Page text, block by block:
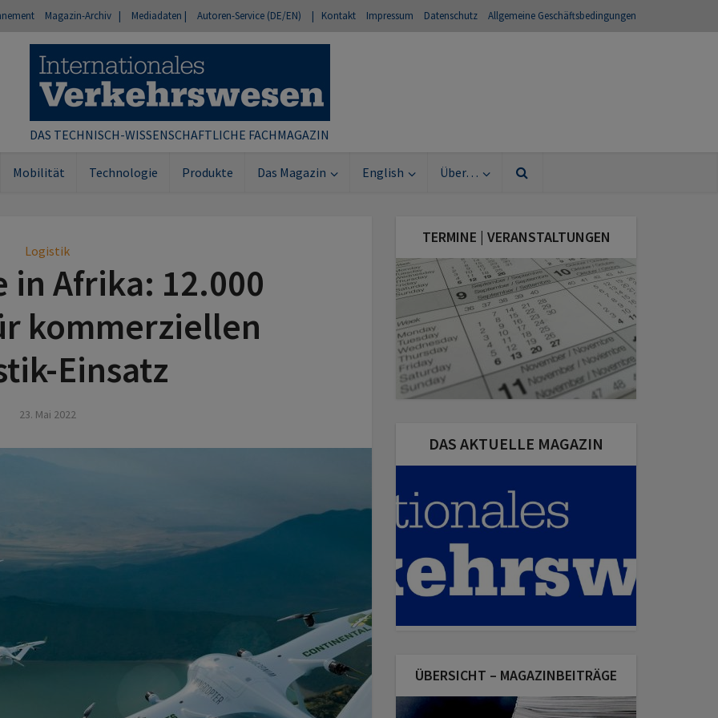
Magazin-Archiv | Mediadaten | Autoren-Service (DE/EN) | Kontakt Impressum Datenschutz Allgemeine Geschäftsbedingungen
DAS TECHNISCH-WISSENSCHAFTLICHE FACHMAGAZIN
Mobilität Technologie Produkte Das Magazin English Über…
Logistik
Afrika: 12.000
kommerziellen
Einsatz
23. Mai 2022
TERMINE | VERANSTALTUNGEN
DAS AKTUELLE MAGAZIN
ÜBERSICHT – MAGAZINBEITRÄGE